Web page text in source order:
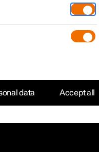
data Accept all